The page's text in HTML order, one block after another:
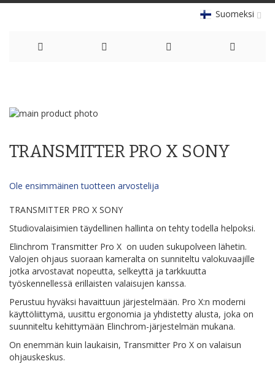
Suomeksi
Content
Skip
end
images
the
the
gallery
TRANSMITTER PRO X SONY
Ole ensimmäinen tuotteen arvostelija
TRANSMITTER PRO X SONY
Studiovalaisimien täydellinen hallinta on tehty todella helpoksi.
Elinchrom Transmitter Pro X on uuden sukupolveen lähetin.
Valojen ohjaus suoraan kameralta on sunniteltu valokuvaajille
jotka arvostavat nopeutta, selkeyttä ja tarkkuutta
työskennellessä erillaisten valaisujen kanssa.
Perustuu hyväksi havaittuun järjestelmään. Pro X:n moderni
käyttöliittymä, uusittu ergonomia ja yhdistetty alusta, joka on
suunniteltu kehittymään Elinchrom-järjestelmän mukana.
On enemmän kuin laukaisin, Transmitter Pro X on valaisun
ohjauskeskus.